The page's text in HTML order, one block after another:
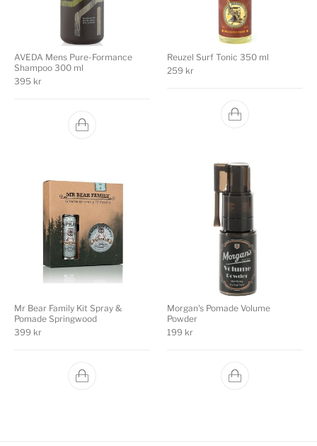
AVEDA Mens Pure-Formance
Shampoo 300 ml
395 kr
Reuzel Surf Tonic 350 ml
259 kr
Mr Bear Family Kit Spray &
Pomade Springwood
399 kr
Morgan's Pomade Volume
Powder
199 kr